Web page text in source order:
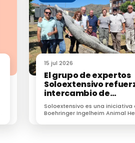
15 jul 2026
El grupo de expertos
Soloextensivo
intercambio de
conocimiento sobre
vacuno extensivo en
encuentro anual
Soloextensivo es una iniciativa
Boehringer Ingelheim Animal
espacio de conexión entre